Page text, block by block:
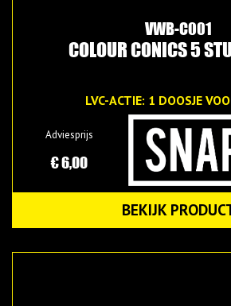
VWB-C001
COLOUR CONICS 5
LVC-ACTIE: 1 DOOSJE
Adviesprijs
€ 6,00
BEKIJK